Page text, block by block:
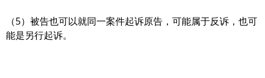
（5）被告也可以就同一案件起诉原告，可能属于反诉，也可
能是另行起诉。